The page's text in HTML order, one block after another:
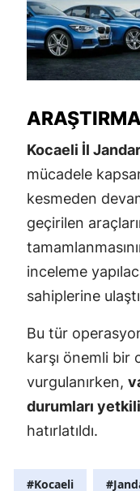
Kocaeli İl
mücadele
kesmeden
geçirilen
inceleme
sahiplerine
Bu tür
karşı önemli bir
vurgulanırken,
durumları
hatırlatıldı.
#Kocaeli